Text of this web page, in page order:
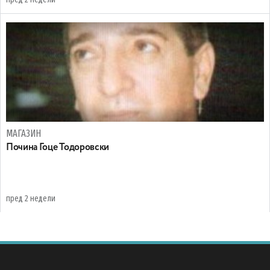
МАГАЗИН
Почина Гоце Тодоровски
пред 2 недели